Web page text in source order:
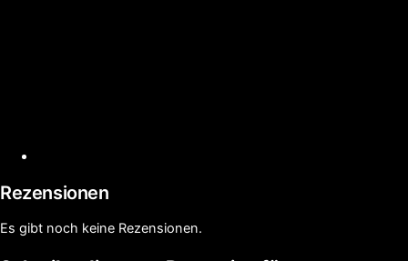
Rezensionen
Es gibt noch keine Rezensionen.